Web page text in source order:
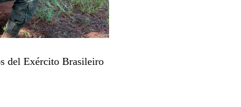
del Exército Brasileiro